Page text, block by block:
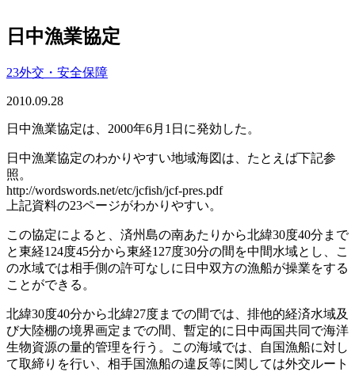
日中漁業協定
23外交・安全保障
2010.09.28
日中漁業協定は、2000年6月1日に発効した。
日中漁業協定のわかりやすい地域海図は、たとえば下記参
照。
http://wordswords.net/etc/jcfish/jcf-pres.pdf
上記資料の23ページがわかりやすい。
この協定によると、済州島の南あたりから北緯30度40分まで
と東経124度45分から東経127度30分の間を中間水域とし、こ
の水域では相手側の許可なしに日中双方の漁船が操業をする
ことができる。
北緯30度40分から北緯27度までの間では、排他的経済水域及
び大陸棚の境界画定までの間、暫定的に日中両国共同で海洋
生物資源の量的管理を行う。この海域では、自国漁船に対し
て取締りを行い、相手国漁船の違反等に関しては外交ルート